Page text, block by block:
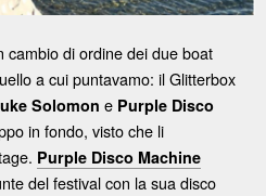
cambio di ordine dei due boat
a cui puntavamo: il Glitterbox
Solomon e Purple Disco
in fondo, visto che li
Purple Disco Machine
del festival con la sua disco